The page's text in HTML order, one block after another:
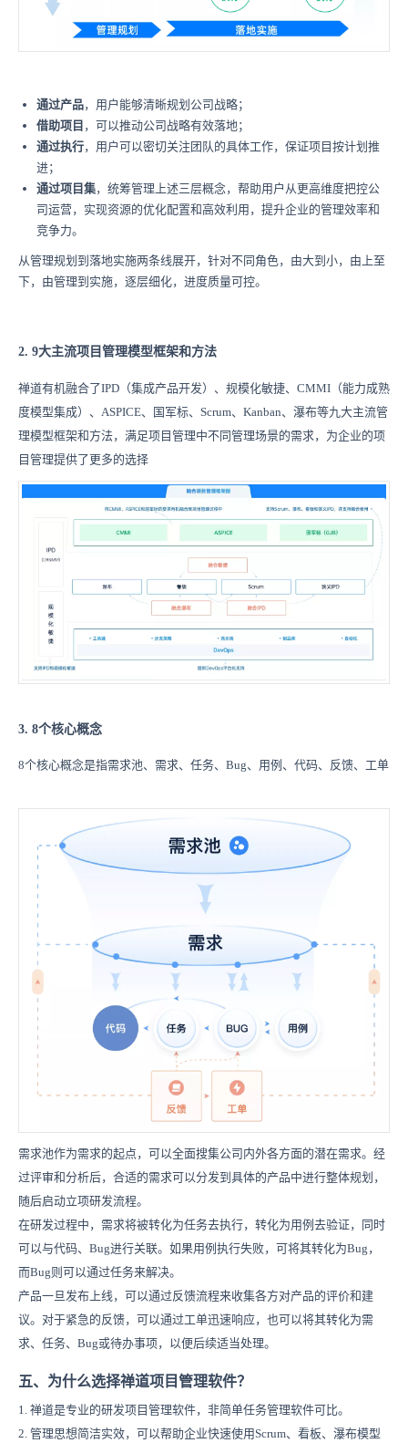
通过产品，用户能够清晰规划公司战略；
借助项目 ，可以推动公司战略有效落地；
通过执行，用户可以密切关注团队的具体工作，保证项目按计划推
进；
通过项目集，统筹管理上述三层概念，帮助用户从更高维度把控公
司运营，实现资源的优化配置和高效利用，提升企业的管理效率和
竞争力。
从管理规划到落地实施两条线展开，针对不同角色，由大到小，由上至
下，由管理到实施，逐层细化，进度质量可控。
2. 9大主流项目管理模型框架和方法
禅道有机融合了IPD（集成产品开发）、规模化敏捷、CMMI（能力成熟
度模型集成）、ASPICE、国军标、Scrum、Kanban、瀑布等九大主流管
理模型框架和方法，满足项目管理中不同管理场景的需求，为企业的项
目管理提供了更多的选择
3. 8个核心概念
8个核心概念是指需求池、需求、任务、Bug、用例、代码、反馈、工单
需求池作为需求的起点，可以全面搜集公司内外各方面的潜在需求。经
过评审和分析后，合适的需求可以分发到具体的产品中进行整体规划，
随后启动立项研发流程。
在研发过程中，需求将被转化为任务去执行，转化为用例去验证，同时
可以与代码、Bug进行关联。如果用例执行失败，可将其转化为Bug，
而Bug则可以通过任务来解决。
产品一旦发布上线，可以通过反馈流程来收集各方对产品的评价和建
议。对于紧急的反馈，可以通过工单迅速响应，也可以将其转化为需
求、任务、Bug或待办事项，以便后续适当处理。
五、为什么选择禅道项目管理软件？
1. 禅道是专业的研发项目管理软件，非简单任务管理软件可比。
2. 管理思想简洁实效，可以帮助企业快速使用Scrum、看板、瀑布模型